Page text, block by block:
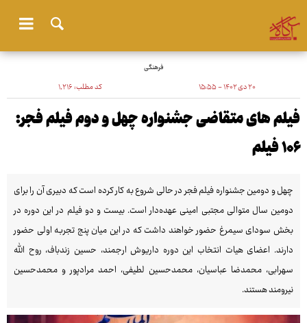
فرهنگی
۲۰ دی ۱۴۰۲ - ۱۵:۵۵ کد مطلب:۱٬۲۱۶
فیلم های متقاضی جشنواره چهل و دوم فیلم فجر:
۱۰۶ فیلم
چهل و دومین جشنواره فیلم فجر در حالی شروع به کار کرده است که دبیری آن را برای
دومین سال متوالی مجتبی امینی عهده‌دار است. بیست و دو فیلم در این دوره در
بخش سودای سیمرغ حضور خواهند داشت که در این میان پنج تجربه اولی حضور
دارند. اعضای هیات انتخاب این دوره داریوش ارجمند، حسین زندباف، روح الله
سهرابی، محمدضا عباسیان، محمدحسین لطیفی، احمد مرادپور و محمدحسین
نیرومند هستند.